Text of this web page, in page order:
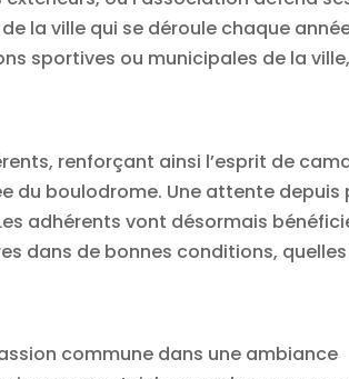
la ville qui se déroule chaque
sportives ou municipales de la ville,
renforçant ainsi l’esprit de
du boulodrome. Une attente depuis
adhérents vont désormais
dans de bonnes conditions,
commune dans une ambiance